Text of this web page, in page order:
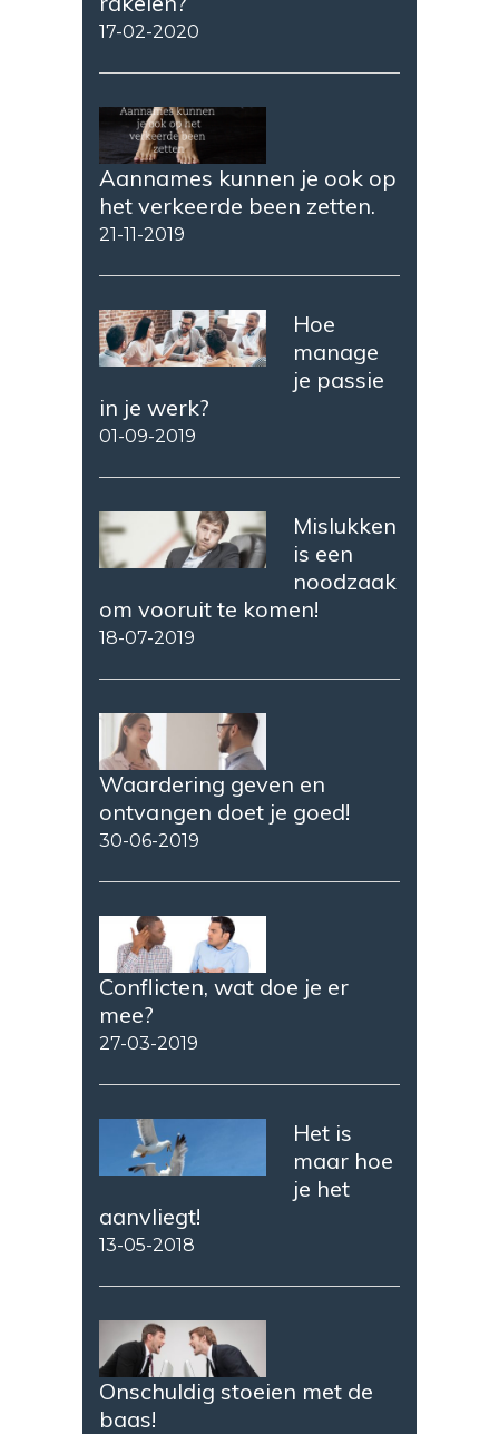
17-02-2020
Aannames kunnen je ook op
het verkeerde been zetten.
21-11-2019
Hoe
manage
je passie
in je werk?
01-09-2019
Mislukken
is een
noodzaak
om vooruit te komen!
18-07-2019
Waardering geven en
ontvangen doet je goed!
30-06-2019
Conflicten, wat doe je er
mee?
27-03-2019
Het is
maar hoe
je het
aanvliegt!
13-05-2018
Onschuldig stoeien met de
baas!